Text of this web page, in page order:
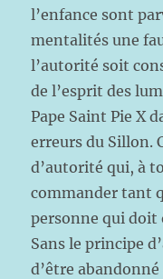
l’enfance sont
mentalités une
l’autorité soit
de l’esprit des
Pape Saint Pie X
erreurs du Sillon.
d’autorité qui, à
commander tant
personne qui doit
Sans le principe
d’être abandonné